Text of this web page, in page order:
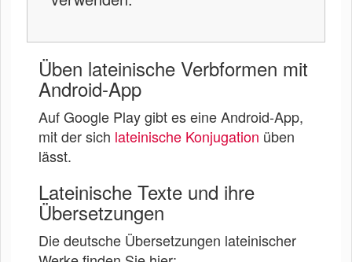
Üben lateinische Verbformen mit
Android-App
Auf Google Play gibt es eine Android-App,
mit der sich lateinische Konjugation üben
lässt.
Lateinische Texte und ihre
Übersetzungen
Die deutsche Übersetzungen lateinischer